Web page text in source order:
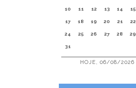
10 11 12 13 14 15
17 18 19 20 21 22
24 25 26 27 28 29
31
HOJE, 06/08/2026